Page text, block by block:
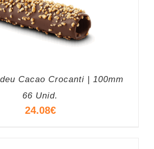
Cacao Crocanti | 100mm
66 Unid.
24.08€